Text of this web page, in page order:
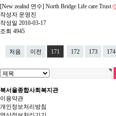
[New zealnd 연수] North Bridge Life care Trust
작성자 운영진
작성일 2010-03-17
조회 4945
처음 이전 171 172 173 174
북서울종합사회복지관
이용약관
개인정보처리방침